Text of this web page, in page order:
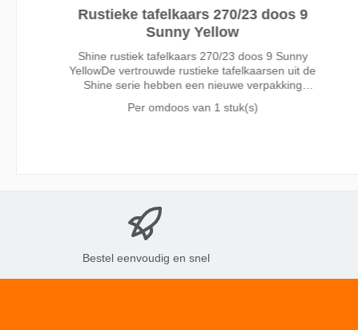
Rustieke tafelkaars 270/23 doos 9
Sunny Yellow
Shine rustiek tafelkaars 270/23 doos 9 Sunny
YellowDe vertrouwde rustieke tafelkaarsen uit de
Shine serie hebben een nieuwe verpakking
dezelfde schapruimte. Meer keuze betekent
Per omdoos van 1 stuk(s)
Bestel eenvoudig en snel